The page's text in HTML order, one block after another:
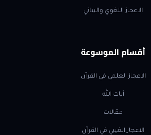
الاعجاز اللغوي والبياني
أقسام الموسوعة
الاعجاز العلمي في القرآن
آيات الله
مقالات
الاعجاز الغيبي في القرآن